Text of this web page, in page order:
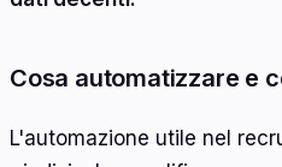
Cosa automatizzare e
L'automazione utile nel